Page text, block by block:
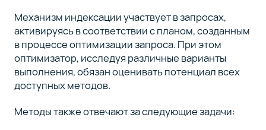
Механизм индексации участвует в запросах,
активируясь в соответствии с планом, созданным
в процессе оптимизации запроса. При этом
оптимизатор, исследуя различные варианты
выполнения, обязан оценивать потенциал всех
доступных методов.
Методы также отвечают за следующие задачи: